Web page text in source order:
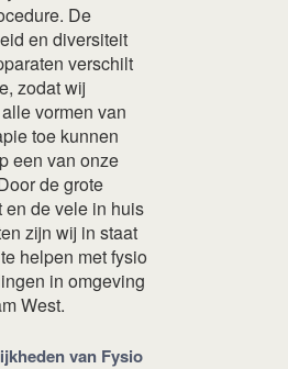
De
en diversiteit
verschilt
zodat wij
vormen van
toe kunnen
een van onze
de grote
en de vele in huis
zijn wij in staat
helpen met fysio
in omgeving
West.
van Fysio